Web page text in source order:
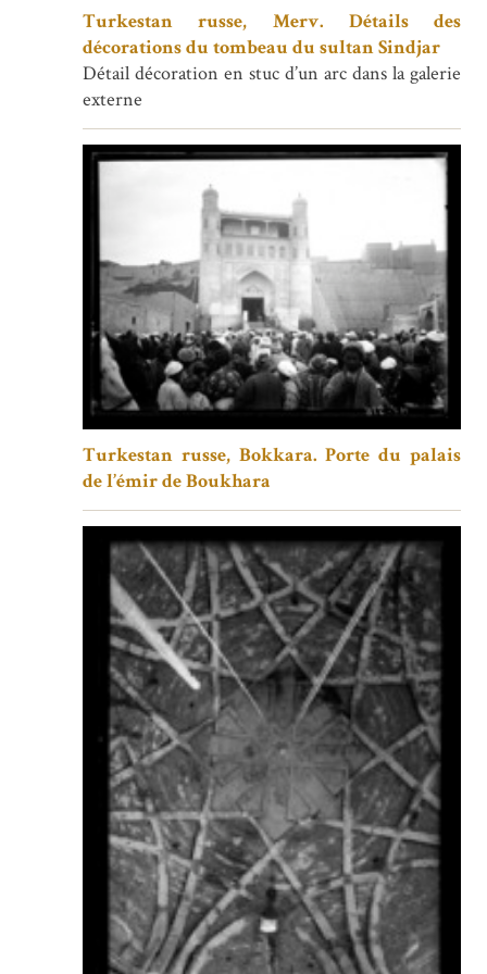
Turkestan russe, Merv. Détails des
décorations du tombeau du sultan Sindjar
Détail décoration en stuc d’un arc dans la galerie
externe
Turkestan russe, Bokkara. Porte du palais
de l’émir de Boukhara